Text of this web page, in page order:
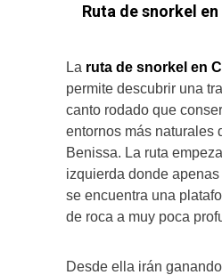
Ruta de snorkel
La ruta de snorkel en
permite descubrir una
canto rodado que
entornos más naturales
Benissa. La ruta
izquierda donde
se encuentra una
de roca a muy poca
Desde ella irán